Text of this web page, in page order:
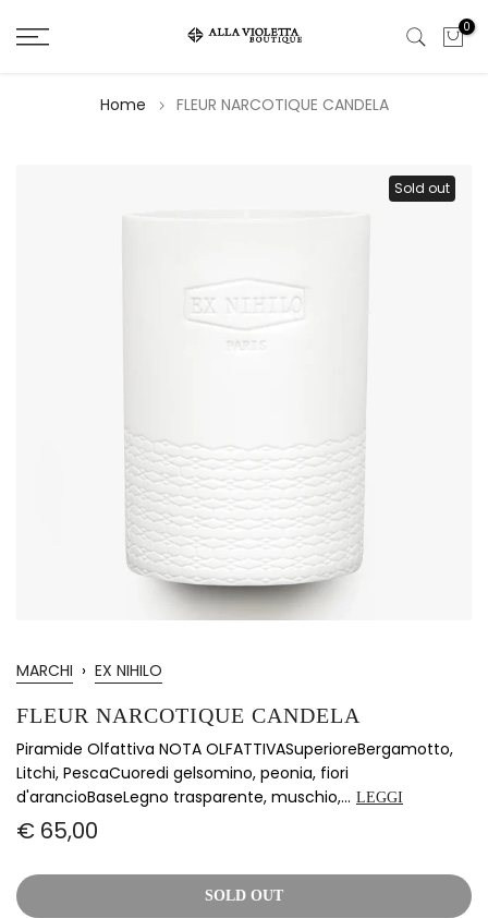
il
0
Home FLEUR NARCOTIQUE CANDELA
Sold out
MARCHI › EX NIHILO
FLEUR NARCOTIQUE CANDELA
Piramide Olfattiva NOTA OLFATTIVASuperioreBergamotto,
Litchi, PescaCuoredi gelsomino, peonia, fiori
d'arancioBaseLegno trasparente, muschio,... LEGGI
€ 65,00
SOLD OUT